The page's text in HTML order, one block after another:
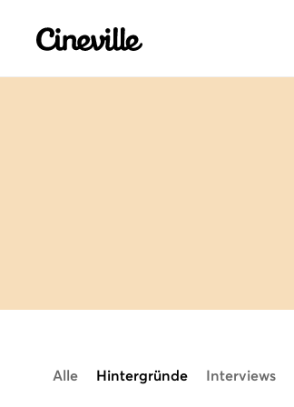
Cineville Logo
Alle Hintergründe Interviews